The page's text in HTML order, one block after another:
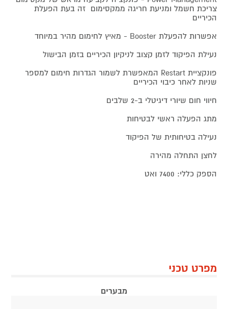
צריכת חשמל ומניעת חריגה ממקסימום זה בעת הפעלת
הכיריים
אפשרות להפעלת Booster - מאיץ לחימום מהיר במיוחד
נעילת הפיקוד לזמן קצוב לניקיון הכיריים בזמן הבישול
פונקציית Restart המאפשרת לשמור הגדרות חימום למספר
שניות לאחר כיבוי הכיריים
חיווי חום שיורי דיגיטלי ב-2 שלבים
מתג הפעלה ראשי לבטיחות
נעילה בטיחותית של הפיקוד
לחצן התחלה מהירה
הספק כללי: 7400 ואט
מפרט טכני
מבערים